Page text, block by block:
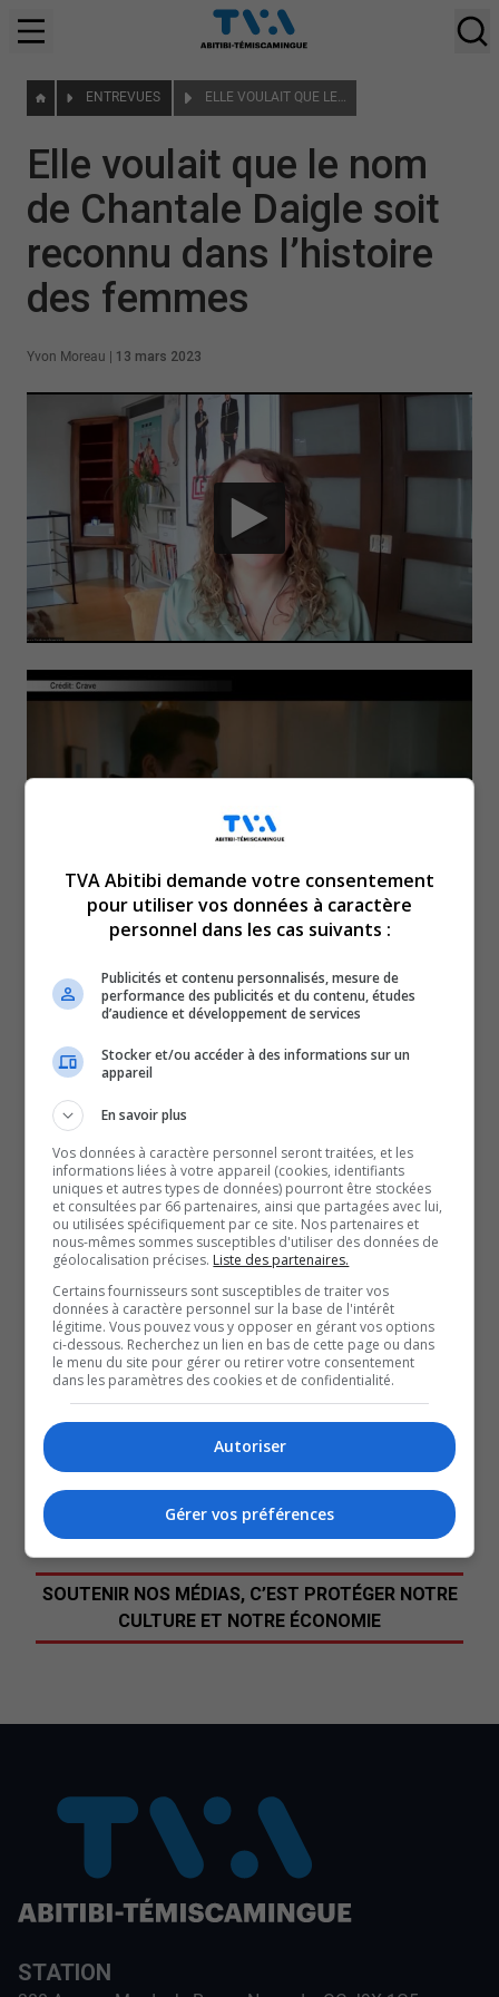
ENTREVUES ELLE VOULAIT QUE LE NOM DE CHANTALE DAIGLE SOIT RECONNU DANS L’HISTOIRE DES FEMMES
Elle voulait que le nom
de Chantale Daigle soit
reconnu dans l’histoire
des femmes
Yvon Moreau 13 mars 2023
Depuis le 8 mars dernier, la
série « Désobéir : le choix
de Chantale Daigle » est
sortie.
Et en l’espace de 48 heures, la série est celle qui a le
meilleur début dans les deux premiers jours suivant son
lancement, selon Adobe Analytics.
Chantale Daigle pour se faire avorter de l’enfant de son
conjoint violent.
Yvon Moreau s’est entretenu avec la documentariste qui
a eu l’idée de faire la série, Gaëlle d’Ynglemare.
QUESTION DU JOUR
Commentaires
SOUTENIR NOS MÉDIAS, C’EST PROTÉGER NOTRE
CULTURE ET NOTRE ÉCONOMIE
STATION
TVA Abitibi demande votre consentement
pour utiliser vos données à caractère
personnel dans les cas suivants :
Publicités et contenu personnalisés, mesure de
performance des publicités et du contenu, études
d’audience et développement de services
Stocker et/ou accéder à des informations sur un
appareil
En savoir plus
Vos données à caractère personnel seront traitées, et les
informations liées à votre appareil (cookies, identifiants
uniques et autres types de données) pourront être stockées
et consultées par 66 partenaires, ainsi que partagées avec lui,
ou utilisées spécifiquement par ce site. Nos partenaires et
nous-mêmes sommes susceptibles d'utiliser des données de
géolocalisation précises. Liste des partenaires.
Certains fournisseurs sont susceptibles de traiter vos
données à caractère personnel sur la base de l'intérêt
légitime. Vous pouvez vous y opposer en gérant vos options
ci-dessous. Recherchez un lien en bas de cette page ou dans
le menu du site pour gérer ou retirer votre consentement
dans les paramètres des cookies et de confidentialité.
Autoriser
Gérer vos préférences